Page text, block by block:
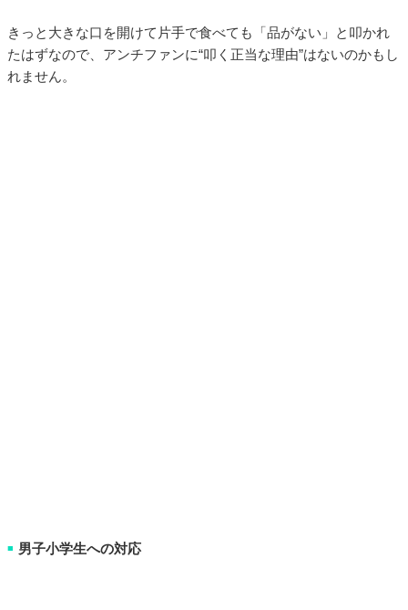
きっと大きな口を開けて片手で食べても「品がない」と叩かれ
たはずなので、アンチファンに“叩く正当な理由”はないのかもし
れません。
■ 男子小学生への対応